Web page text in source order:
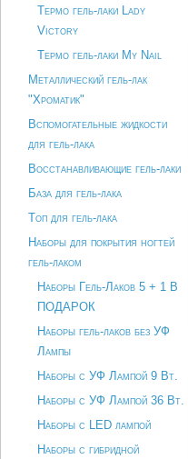
Термо гель-лаки Lady
Victory
Термо гель-лаки My Nail
Металлический гель-лак
"Хроматик"
Вспомогательные жидкости
для гель-лака
Восстанавливающие гель-лаки
База для гель-лака
Топ для гель-лака
Наборы для покрытия ногтей
гель-лаком
Наборы Гель-Лаков 5 + 1 В
ПОДАРОК
Наборы гель-лаков без УФ
Лампы
Наборы с УФ Лампой 9 Вт.
Наборы с УФ Лампой 36 Вт.
Наборы с LED лампой
Наборы с гибридной